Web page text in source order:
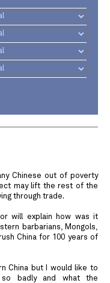
Chinese out of poverty
may lift the rest of the
through trade.
will explain how was it
barbarians, Mongols,
China for 100 years of
China but I would like to
badly and what the